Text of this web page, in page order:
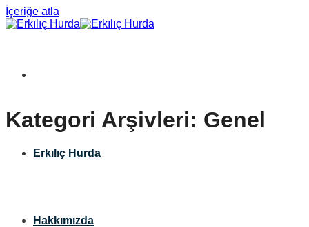
İçeriğe atla
Erkılıç Hurda
Hakkımızda
Kategori Arşivleri: Genel